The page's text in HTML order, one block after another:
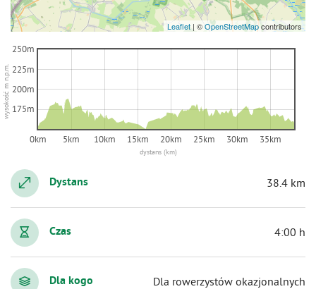
Leaflet | ©OpenStreetMapcontributors
dystans (km)
wysokość m n.p.m.
0km 5km 10km 15km 20km 25km 30km 35km
175m
200m
225m
250m
Dystans 38.4 km
Czas 4:00 h
Dla kogo Dla rowerzystów okazjonalnych